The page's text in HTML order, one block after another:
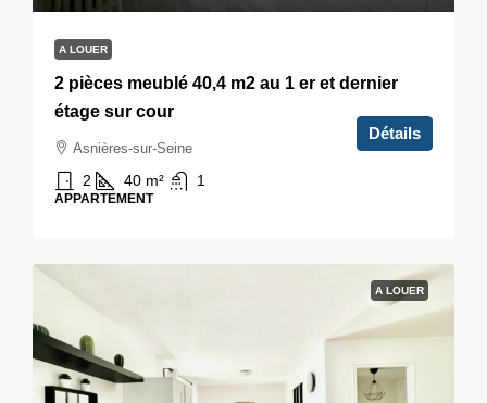
A LOUER
2 pièces meublé 40,4 m2 au 1 er et dernier
étage sur cour
Asnières-sur-Seine
2 40 m² 1
APPARTEMENT
Détails
A LOUER